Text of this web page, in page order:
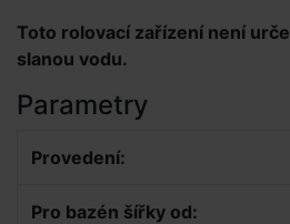
Toto rolovací zařízení není
slanou vodu.
Parametry
Provedení:
Pro bazén šířky od: